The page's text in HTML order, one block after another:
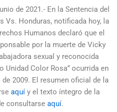
de 2021.- En la Sentencia del
Vs. Honduras, notificada hoy, la
Humanos declaró que el
por la muerte de Vicky
sexual y reconocida
Unidad Color Rosa” ocurrida en
2009. El resumen oficial de la
aquí y el texto íntegro de la
consultarse aquí.